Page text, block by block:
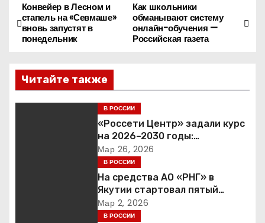
Н
а
и
Как школьники
обманывают систему
онлайн-обучения —
Российская газета
Конвейер в Лесном и
стапель на «Севмаше»
вновь запустят в
понедельник
Читайте также
В РОССИИ
«Россети Центр» задали курс
на 2026–2030 годы:
инвестиции в надежность и
сбалансированная
финансовая политика
Мар 26, 2026
В РОССИИ
На средства АО «РНГ» в
Якутии стартовал пятый
юбилейный конкурс в сфере
образования
Мар 2, 2026
В РОССИИ